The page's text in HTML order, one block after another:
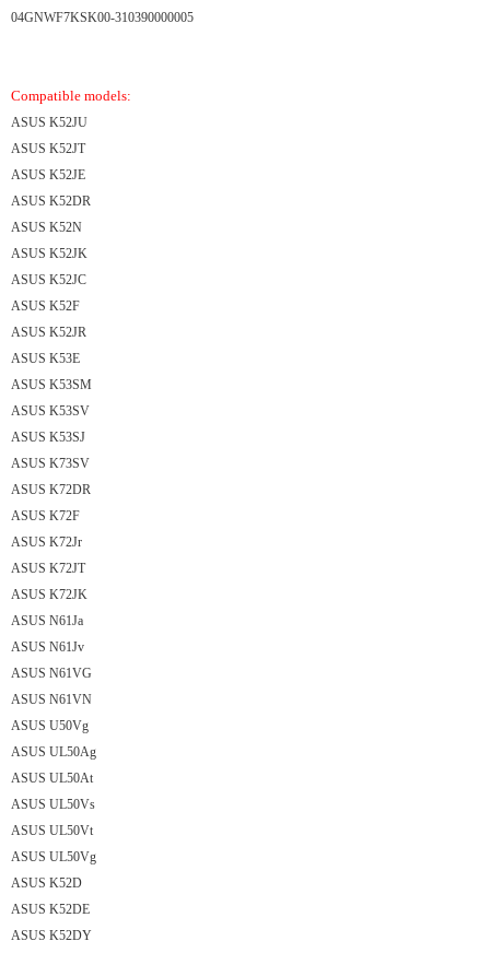
04GNWF7KSK00-310390000005
Compatible models:
ASUS K52JU
ASUS K52JT
ASUS K52JE
ASUS K52DR
ASUS K52N
ASUS K52JK
ASUS K52JC
ASUS K52F
ASUS K52JR
ASUS K53E
ASUS K53SM
ASUS K53SV
ASUS K53SJ
ASUS K73SV
ASUS K72DR
ASUS K72F
ASUS K72Jr
ASUS K72JT
ASUS K72JK
ASUS N61Ja
ASUS N61Jv
ASUS N61VG
ASUS N61VN
ASUS U50Vg
ASUS UL50Ag
ASUS UL50At
ASUS UL50Vs
ASUS UL50Vt
ASUS UL50Vg
ASUS K52D
ASUS K52DE
ASUS K52DY